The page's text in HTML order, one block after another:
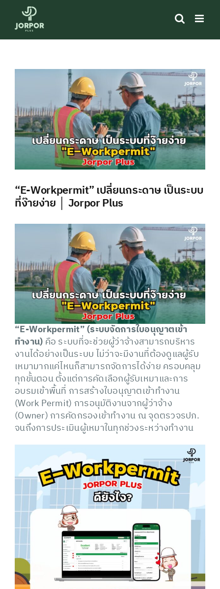
content
“E-Workpermit” เปลี่ยนกระดาษ เป็นระบบ
ที่ง๊ายง่าย │ Jorpor Plus
“E-Workpermit”(ระบบจัดการใบอนุญาตเข้า
ทำงาน) คือ ระบบที่จะช่วยผู้ว่าจ้างสามารถบริหาร
งานได้อย่างเป็นระบบ ไม่ว่าจะมีงานที่ต้องดูแลผู้รับ
เหมามากแค่ไหนก็สามารถจัดการได้ง่าย ครอบคลุม
ทุกขั้นตอน ตั้งแต่การคัดเลือกผู้รับเหมาและการ
อบรมเข้าพื้นที่ การสร้างใบอนุญาตเข้าทำงาน
(Work Permit) การอนุมัติงานจากผู้ว่าจ้าง
(Owner) การคัดกรองเข้าทำงาน ณ จุดตรวจรปภ.
จนถึงการประเมินผู้เหมาในทุกช่วงระหว่างทำงาน